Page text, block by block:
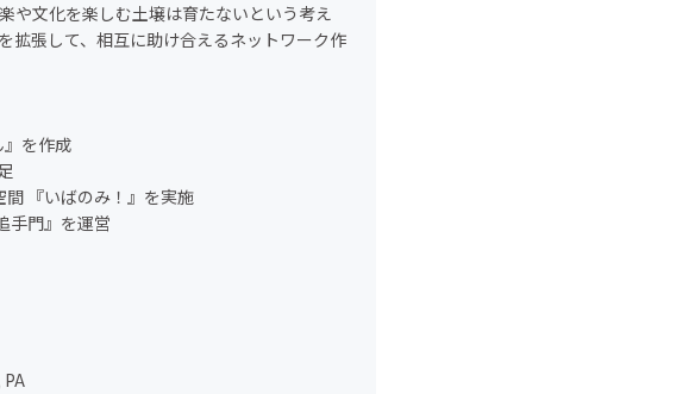
や文化を楽しむ土壌は育たないという考え
拡張して、相互に助け合えるネットワーク作
を作成
『いばのみ！』を実施
手門』を運営